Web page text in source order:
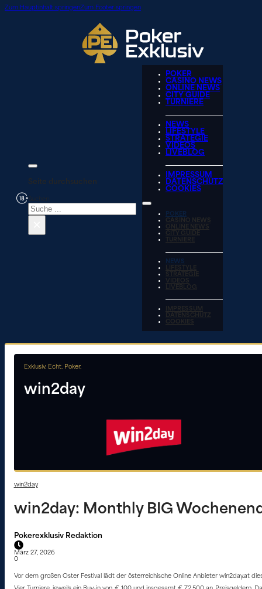
Zum Hauptinhalt springenZum Footer springen
Seite durchsuchen
POKER
CASINO NEWS
ONLINE NEWS
CITY GUIDE
TURNIERE
NEWS
LIFESTYLE
STRATEGIE
VIDEOS
LIVEBLOG
IMPRESSUM
DATENSCHUTZ
COOKIES
POKER
CASINO NEWS
ONLINE NEWS
CITY GUIDE
TURNIERE
NEWS
LIFESTYLE
STRATEGIE
VIDEOS
LIVEBLOG
IMPRESSUM
DATENSCHUTZ
COOKIES
Exklusiv. Echt. Poker.
win2day
win2day
win2day: Monthly BIG
Pokerexklusiv Redaktion
März 27, 2026
0
Vor dem großen Oster Festival lädt der österreichische Online Anbieter win2day.at